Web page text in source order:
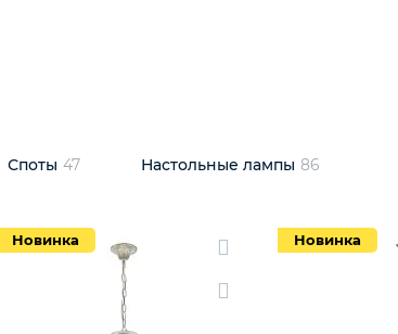
Споты 47 Настольные лампы 86